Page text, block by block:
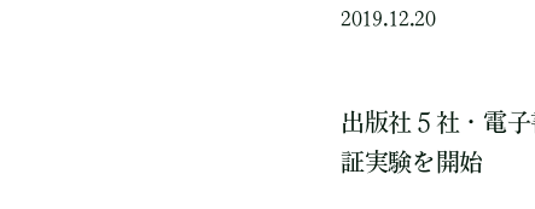
2019.12.20
出版社５社・電
証実験を開始